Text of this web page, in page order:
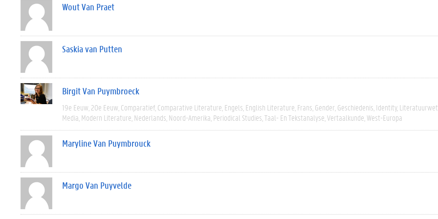
Wout Van Praet
Saskia van Putten
Birgit Van Puymbroeck
19e Eeuw 20e Eeuw Comparatief Comparative Literature Engels English Literature Frans Gender Geschiedenis Identity
Media Modern Literature Nederlands Noord-Amerika Periodical Studies Taal- En Tekstanalyse Vertaalkunde West-Europa
Maryline Van Puymbrouck
Margo Van Puyvelde